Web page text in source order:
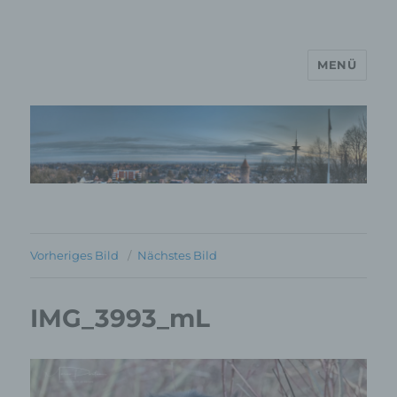
MP Mario Porten Beratung
Training Coaching
MENÜ
Vorheriges Bild Nächstes Bild
IMG_3993_mL